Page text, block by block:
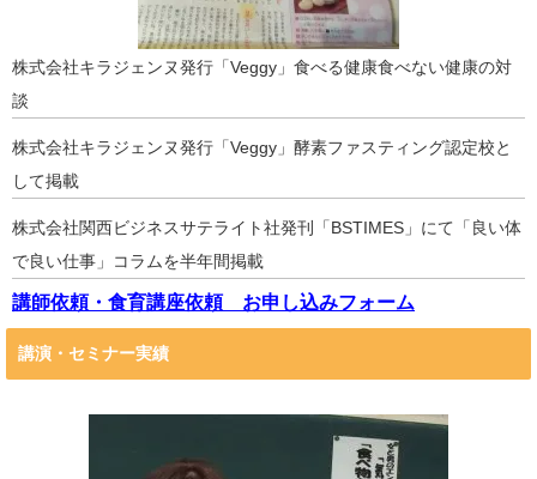
株式会社キラジェンヌ発行「Veggy」食べる健康食べない健康の対
談
株式会社キラジェンヌ発行「Veggy」酵素ファスティング認定校と
して掲載
株式会社関西ビジネスサテライト社発刊「BSTIMES」にて「良い体
で良い仕事」コラムを半年間掲載
講師依頼・食育講座依頼 お申し込みフォーム
講演・セミナー実績